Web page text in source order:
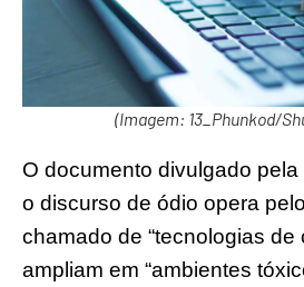
(Imagem: 13_Phunkod/
O documento divulgado
o discurso de ódio opera
chamado de “tecnologias de
ampliam em “ambientes